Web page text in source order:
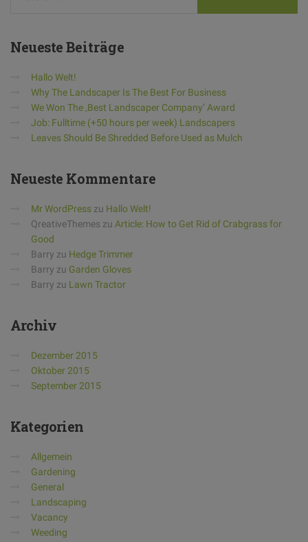
NeuesteBeiträge
Hallo Welt!
Why The Landscaper Is The Best For Business
We Won The ‚Best Landscaper Company‘ Award
Job: Fulltime (+50 hours per week) Landscapers
Leaves Should Be Shredded Before Used as Mulch
Neueste Kommentare
Mr WordPress zu Hallo Welt!
QreativeThemes zu Article: How to Get Rid of Crabgrass for
Good
Barry zu Hedge Trimmer
Barry zu Garden Gloves
Barry zu Lawn Tractor
Archiv
Dezember 2015
Oktober 2015
September 2015
Kategorien
Allgemein
Gardening
General
Landscaping
Vacancy
Weeding